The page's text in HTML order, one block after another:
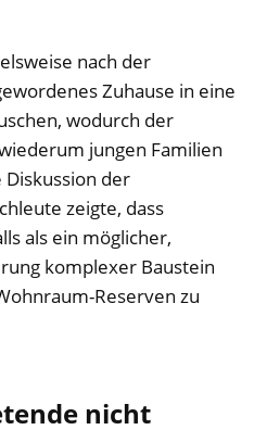
nach der
Zuhause in eine
wodurch der
jungen Familien
der
zeigte, dass
als ein möglicher,
komplexer Baustein
Reserven zu
nicht